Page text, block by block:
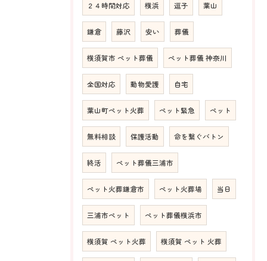
２４時間対応 横浜 逗子 葉山
鎌倉 藤沢 安い 葬儀
横須賀市 ペット葬儀 ペット葬儀 神奈川
全国対応 動物愛護 自宅
葉山町ペット火葬 ペット緊急 ペット
無料相談 保護活動 命を繋ぐバトン
終活 ペット葬儀三浦市
ペット火葬鎌倉市 ペット火葬場 当日
三浦市ペット ペット葬儀横浜市
横須賀 ペット火葬 横須賀 ペット 火葬